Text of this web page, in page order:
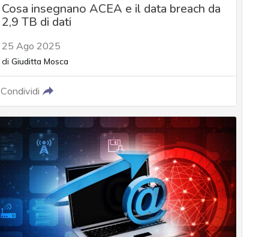
Cosa insegnano ACEA e il data breach da
2,9 TB di dati
25 Ago 2025
di Giuditta Mosca
Condividi